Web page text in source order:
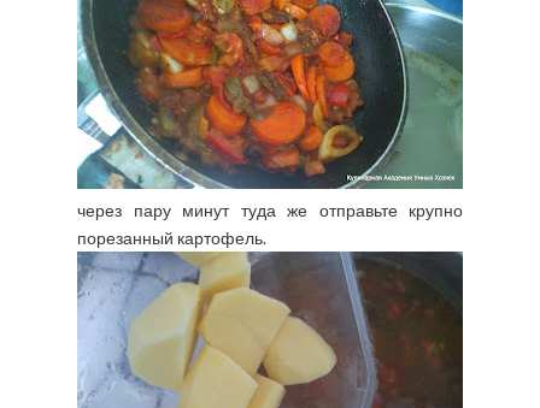
через пару минут туда же отправьте крупно
порезанный картофель.